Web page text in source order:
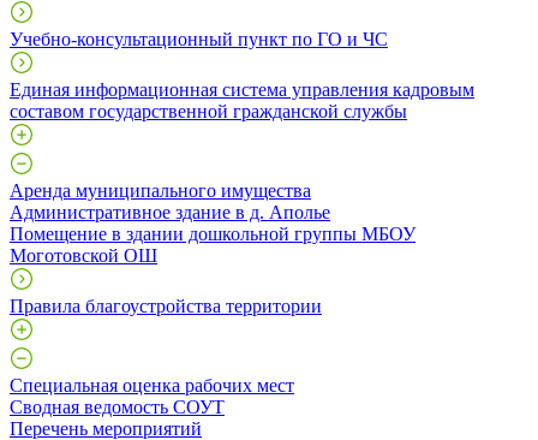
Учебно-консультационный пункт по ГО и ЧС
Единая информационная система управления кадровым
составом государственной гражданской службы
Аренда муниципального имущества
Административное здание в д. Аполье
Помещение в здании дошкольной группы МБОУ
Моготовской ОШ
Правила благоустройства территории
Специальная оценка рабочих мест
Сводная ведомость СОУТ
Перечень мероприятий